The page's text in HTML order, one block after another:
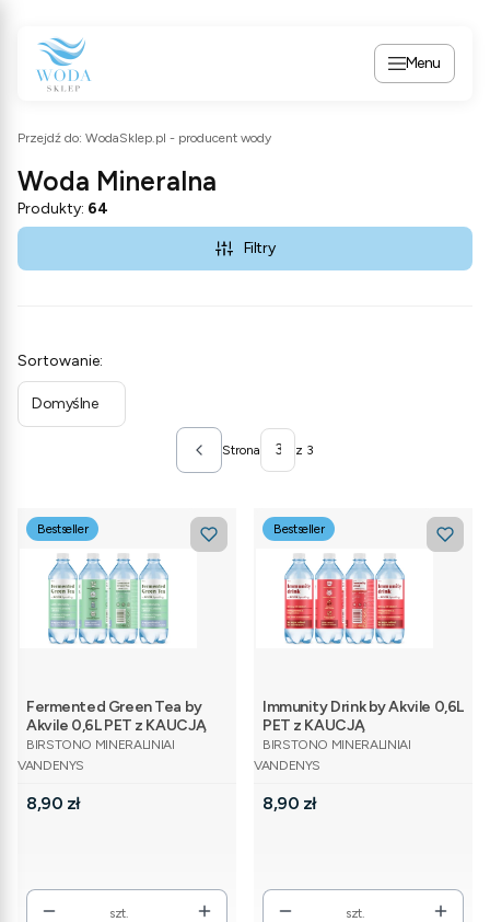
Menu
Przejdź do: WodaSklep.pl - producent wody
Woda Mineralna
Produkty: 64
Filtry
Lista produktów
Sortowanie:
Domyślne
Poprzednie produkty
Strona z 3
Bestseller
Fermented Green Tea by
Akvile 0,6L PET z KAUCJĄ
PRODUCENT
BIRSTONO MINERALINIAI
VANDENYS
Cena
8,90 zł
szt.
Bestseller
Immunity Drink by Akvile 0,6L
PET z KAUCJĄ
PRODUCENT
BIRSTONO MINERALINIAI
VANDENYS
Cena
8,90 zł
szt.